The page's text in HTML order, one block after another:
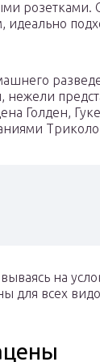
розетками.
идеально
Голден,
на
для всех